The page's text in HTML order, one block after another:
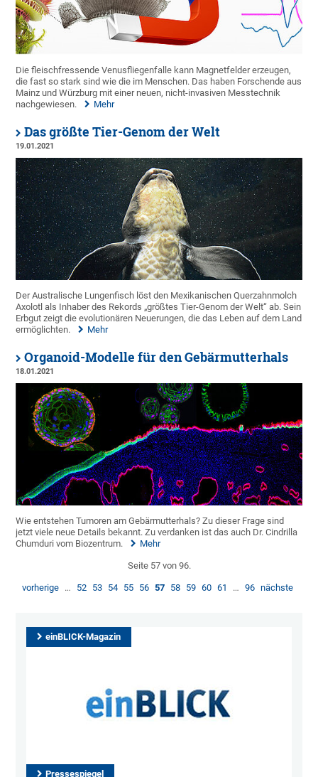
Die fleischfressende Venusfliegenfalle kann Magnetfelder erzeugen,
die fast so stark sind wie die im Menschen. Das haben Forschende aus
Mainz und Würzburg mit einer neuen, nicht-invasiven Messtechnik
nachgewiesen.
Mehr
Das größte Tier-Genom der Welt
19.01.2021
Der Australische Lungenfisch löst den Mexikanischen Querzahnmolch
Axolotl als Inhaber des Rekords „größtes Tier-Genom der Welt“ ab. Sein
Erbgut zeigt die evolutionären Neuerungen, die das Leben auf dem Land
ermöglichten.
Mehr
Organoid-Modelle für den Gebärmutterhals
18.01.2021
Wie entstehen Tumoren am Gebärmutterhals? Zu dieser Frage sind
jetzt viele neue Details bekannt. Zu verdanken ist das auch Dr. Cindrilla
Chumduri vom Biozentrum.
Mehr
Seite 57 von 96.
vorherige … 52 53 54 55 56 57 58 59 60 61 … 96 nächste
einBLICK-Magazin
Pressespiegel